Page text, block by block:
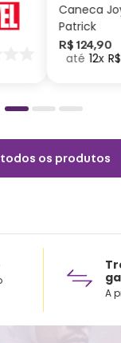
Caneca
Patrick
R$ 124,90
12 R$
os produtos
A